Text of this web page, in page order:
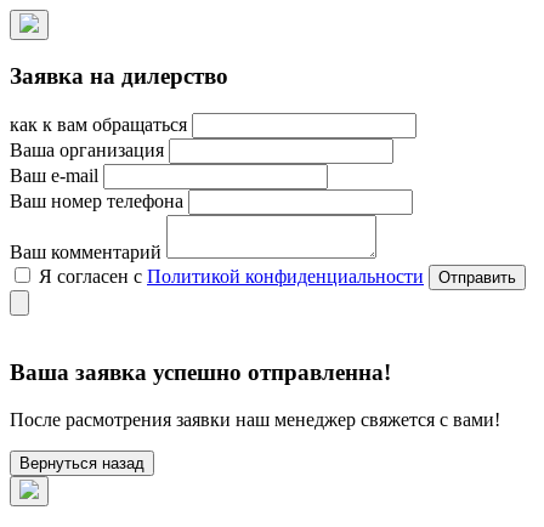
Заявка на дилерство
как к вам обращаться
Ваша организация
Ваш e-mail
Ваш номер телефона
Ваш комментарий
Я согласен с Политикой конфиденциальности
Ваша заявка успешно отправленна!
После расмотрения заявки наш менеджер свяжется с вами!
Вернуться назад